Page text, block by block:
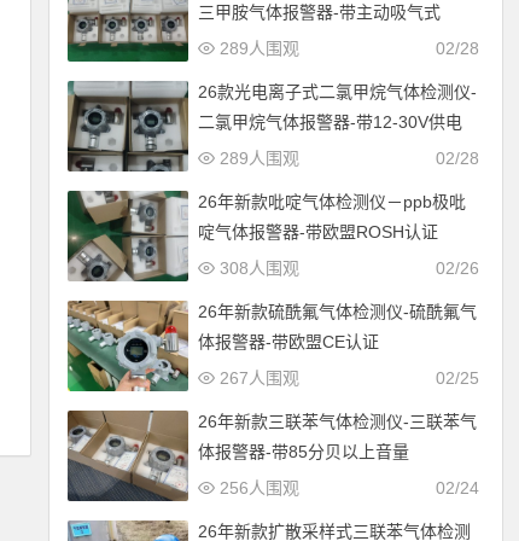
三甲胺气体报警器-带主动吸气式
02/28
289人围观
26款光电离子式二氯甲烷气体检测仪-
二氯甲烷气体报警器-带12-30V供电
02/28
289人围观
26年新款吡啶气体检测仪－ppb极吡
啶气体报警器-带欧盟ROSH认证
02/26
308人围观
26年新款硫酰氟气体检测仪-硫酰氟气
体报警器-带欧盟CE认证
02/25
267人围观
26年新款三联苯气体检测仪-三联苯气
体报警器-带85分贝以上音量
02/24
256人围观
26年新款扩散采样式三联苯气体检测